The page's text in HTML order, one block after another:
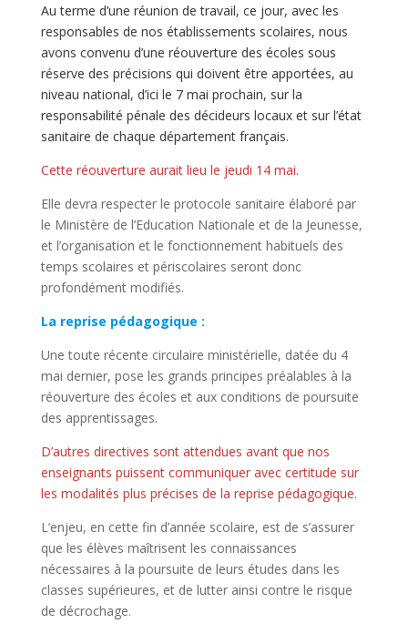
Au terme d’une réunion de travail, ce jour, avec les
responsables de nos établissements scolaires, nous
avons convenu d’une réouverture des écoles sous
réserve des précisions qui doivent être apportées, au
niveau national, d’ici le 7 mai prochain, sur la
responsabilité pénale des décideurs locaux et sur l’état
sanitaire de chaque département français.
Cette réouverture aurait lieu le jeudi 14 mai.
Elle devra respecter le protocole sanitaire élaboré par
le Ministère de l’Education Nationale et de la Jeunesse,
et l’organisation et le fonctionnement habituels des
temps scolaires et périscolaires seront donc
profondément modifiés.
La reprise pédagogique :
Une toute récente circulaire ministérielle, datée du 4
mai dernier, pose les grands principes préalables à la
réouverture des écoles et aux conditions de poursuite
des apprentissages.
D’autres directives sont attendues avant que nos
enseignants puissent communiquer avec certitude sur
les modalités plus précises de la reprise pédagogique.
L’enjeu, en cette fin d’année scolaire, est de s’assurer
que les élèves maîtrisent les connaissances
nécessaires à la poursuite de leurs études dans les
classes supérieures, et de lutter ainsi contre le risque
de décrochage.